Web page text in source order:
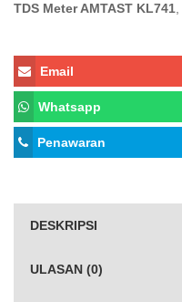
TDS Meter AMTAST KL741
Email
Whatsapp
Penawaran
DESKRIPSI
ULASAN (0)